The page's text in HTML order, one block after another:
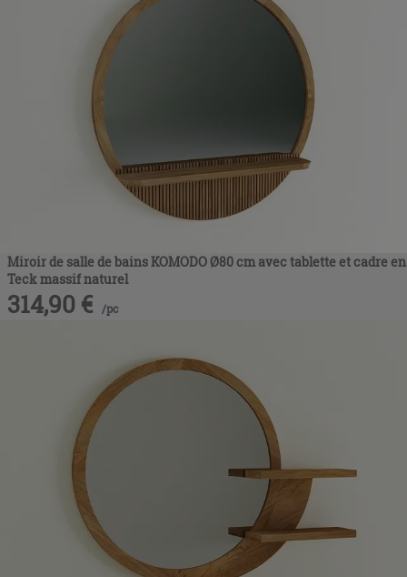
Miroir de salle de bains KOMODO Ø80 cm avec tablette et cadre en
Teck massif naturel
314,90 € /pc